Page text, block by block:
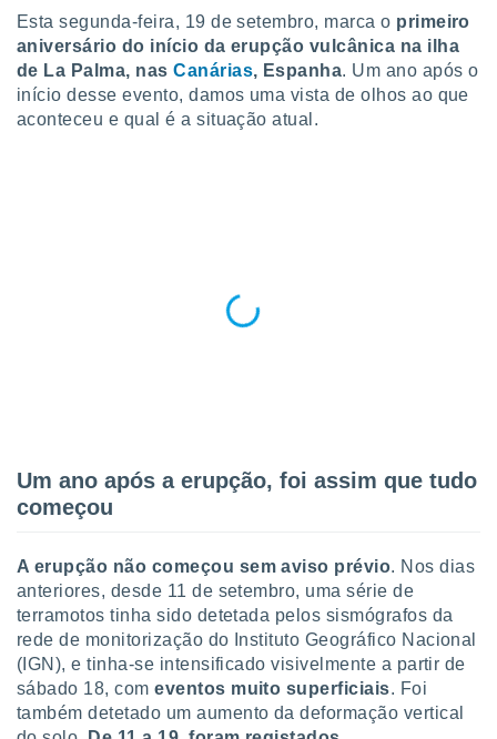
e
com
Pode
a
site
caso,
de que
para
navegação
não
cookies
Esta segunda-feira, 19 de setembro, marca o primeiro
aniversário do início da erupção vulcânica na ilha
de La Palma, nasCanárias, Espanha. Um ano após o
início desse evento, damos uma vista de olhos ao que
aconteceu e qual é a situação atual.
Um ano após a erupção, foi assim que tudo
começou
A erupção não começou sem aviso prévio. Nos dias
anteriores, desde 11 de setembro, uma série de
terramotos tinha sido detetada pelos sismógrafos da
rede de monitorização do Instituto Geográfico Nacional
(IGN), e tinha-se intensificado visivelmente a partir de
sábado 18, comeventos muito superficiais. Foi
também detetado um aumento da deformação vertical